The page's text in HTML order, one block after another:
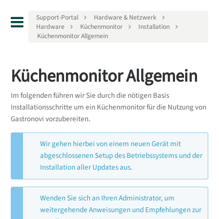
Support-Portal
Hardware & Netzwerk
Hardware
Küchenmonitor
Installation
Küchenmonitor Allgemein
Küchenmonitor Allgemein
Im folgenden führen wir Sie durch die nötigen Basis
Installationsschritte um ein Küchenmonitor für die Nutzung von
Gastronovi vorzubereiten.
Wir gehen hierbei von einem neuen Gerät mit
abgeschlossenen Setup des Betriebssystems und der
Installation aller Updates aus.
Wenden Sie sich an Ihren Administrator, um
weitergehende Anweisungen und Empfehlungen zur